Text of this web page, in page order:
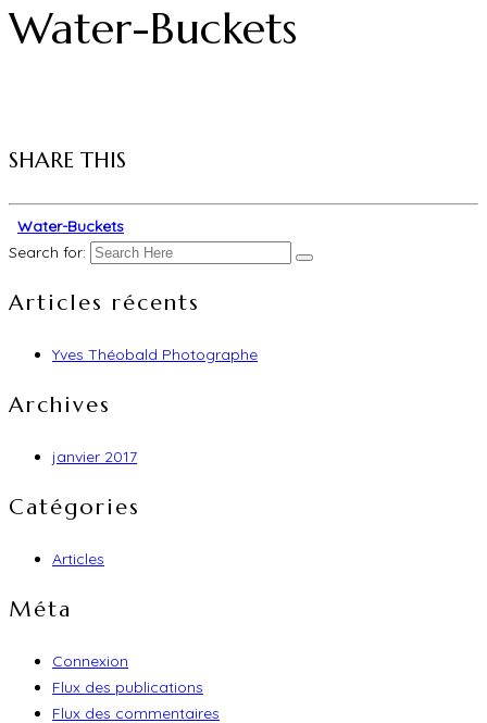
Water-Buckets
SHARE THIS
Water-Buckets
Search for:
Articles récents
Yves Théobald Photographe
Archives
janvier 2017
Catégories
Articles
Méta
Connexion
Flux des publications
Flux des commentaires